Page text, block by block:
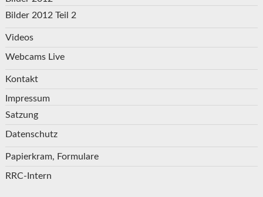
Bilder 2012 Teil 2
Videos
Webcams Live
Kontakt
Impressum
Satzung
Datenschutz
Papierkram, Formulare
RRC-Intern